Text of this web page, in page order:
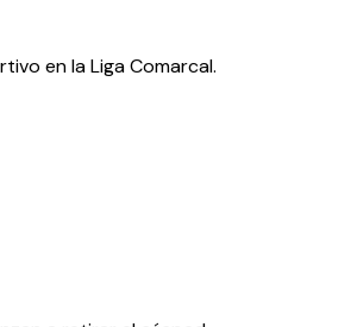
en la Liga Comarcal.